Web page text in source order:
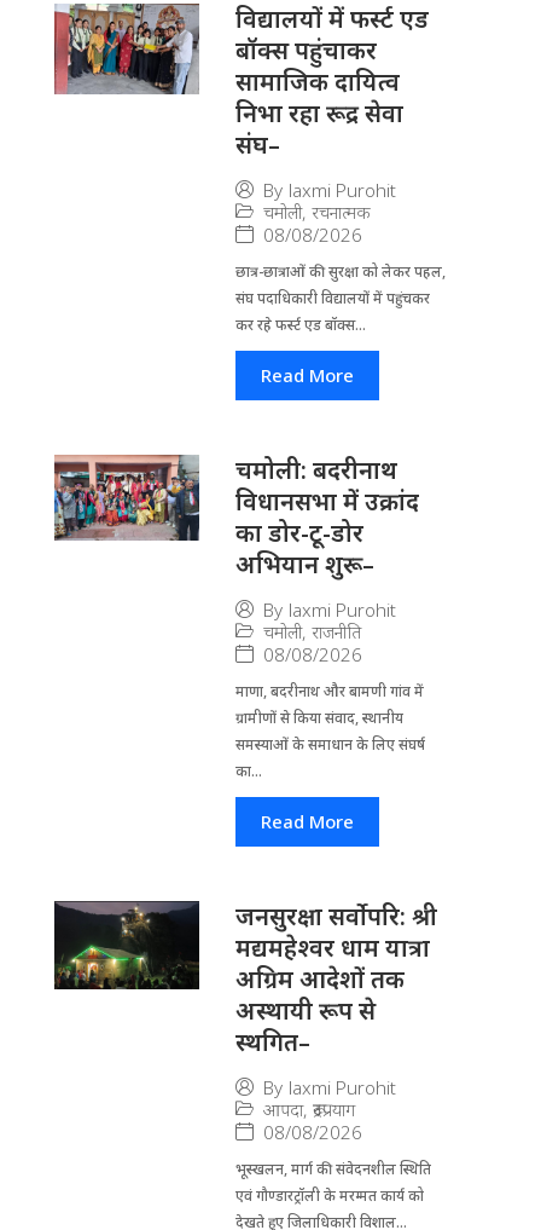
विद्यालयों में फर्स्ट एड
बॉक्स पहुंचाकर
सामाजिक दायित्व
निभा रहा रूद्र सेवा
संघ–
By laxmi Purohit
चमोली, रचनात्मक
08/08/2026
छात्र-छात्राओं की सुरक्षा को लेकर पहल,
संघ पदाधिकारी विद्यालयों में पहुंचकर
कर रहे फर्स्ट एड बॉक्स...
Read More
चमोली: बदरीनाथ
विधानसभा में उक्रांद
का डोर-टू-डोर
अभियान शुरू–
By laxmi Purohit
चमोली, राजनीति
08/08/2026
माणा, बदरीनाथ और बामणी गांव में
ग्रामीणों से किया संवाद, स्थानीय
समस्याओं के समाधान के लिए संघर्ष
का...
Read More
जनसुरक्षा सर्वोपरि: श्री
मद्यमहेश्वर धाम यात्रा
अग्रिम आदेशों तक
अस्थायी रूप से
स्थगित–
By laxmi Purohit
आपदा, रूद्रप्रयाग
08/08/2026
भूस्खलन, मार्ग की संवेदनशील स्थिति
एवं गौण्डारट्रॉली के मरम्मत कार्य को
देखते हुए जिलाधिकारी विशाल...